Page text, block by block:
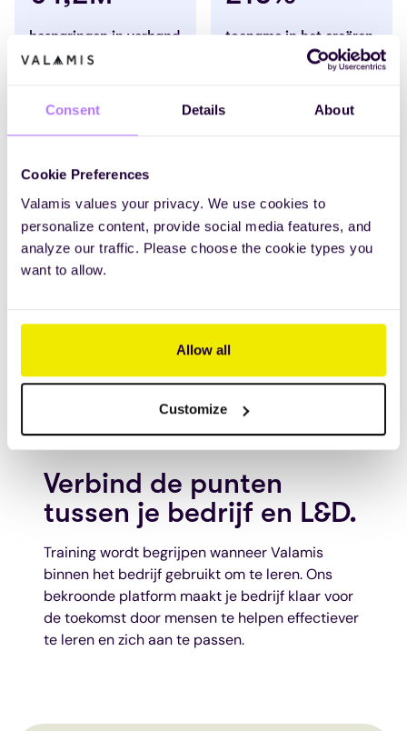
Consent Details About
Cookie Preferences
Valamis values your privacy. We use cookies to
personalize content, provide social media features, and
analyze our traffic. Please choose the cookie types you
want to allow.
Allow all
Customize
besparingen in verband
met opleiding
verbetering in
toename in het creëren
interne contentcreatie met
Verbind de punten
tussen je bedrijf en L&D.
Training wordt begrijpen wanneer Valamis
binnen het bedrijf gebruikt om te leren. Ons
bekroonde platform maakt je bedrijf klaar voor
de toekomst door mensen te helpen effectiever
te leren en zich aan te passen.